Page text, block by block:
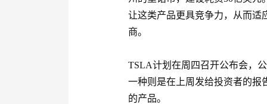
让这类产品更具竞争力，从而适
商。
TSLA计划在周四召开公布会，
一种则是在上周发给投资者的报
的产品。